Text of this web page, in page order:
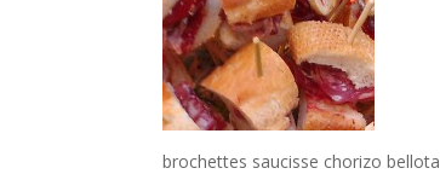
brochettes saucisse chorizo bellota